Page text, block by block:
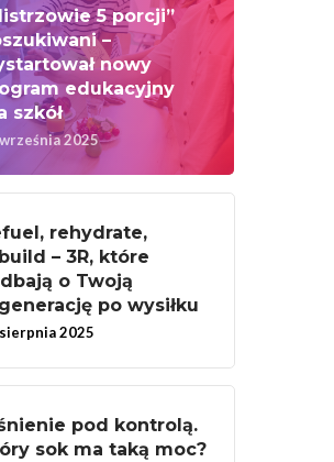
5 porcji”
–
nowy
edukacyjny
szkół
2025
rehydrate,
– 3R, które
o Twoją
po wysiłku
2025
pod kontrolą.
sok ma taką moc?